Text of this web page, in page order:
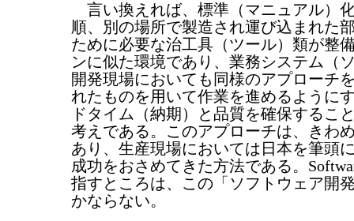
言い換えれば、標準（マニュアル）
順、別の場所で製造され運び込まれた
ために必要な治工具（ツール）類が整
ンに似た環境であり、業務システム（
開発現場においても同様のアプローチ
れたものを用いて作業を進めるように
ドタイム（納期）と品質を確保するこ
考えである。このアプローチは、きわ
あり、生産現場においては日本を筆頭
成功をおさめてきた方法である。
指すところは、この「ソフトウェア開
かならない。